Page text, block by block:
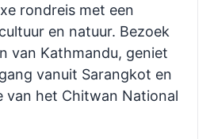
rondreis met een
en natuur. Bezoek
van Kathmandu, geniet
vanuit Sarangkot en
van het Chitwan National